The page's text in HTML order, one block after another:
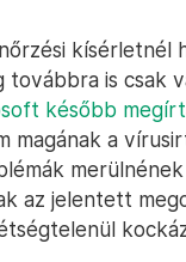
továbbra is csak
később
magának a
az jelentett